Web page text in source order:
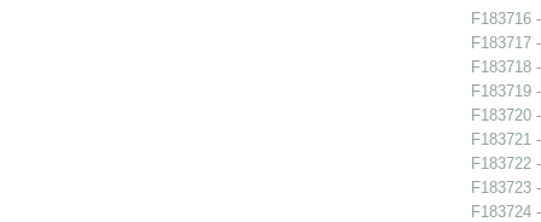
F183716
F183717
F183718
F183719
F183720
F183721
F183722
F183723
F183724